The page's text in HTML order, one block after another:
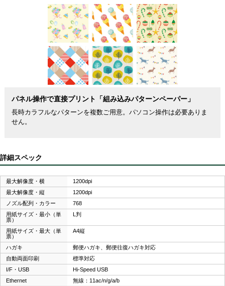
パネル操作で直接プリント「組み込みパターンペーパー」
長時カラフルなパターンを複数ご用意。パソコン操作は必要ありま
せん。
詳細スペック
最大解像度・横
1200dpi
最大解像度・縦
1200dpi
ノズル配列・カラー
768
用紙サイズ・最小（単
票）
L判
用紙サイズ・最大（単
票）
A4縦
ハガキ
郵便ハガキ、郵便往復ハガキ対応
自動両面印刷
標準対応
I/F・USB
Hi-Speed USB
Ethernet
無線：11ac/n/g/a/b